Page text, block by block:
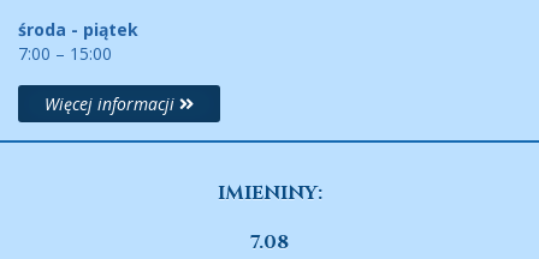
środa - piątek
7:00 – 15:00
Więcej informacji
IMIENINY:
7.08